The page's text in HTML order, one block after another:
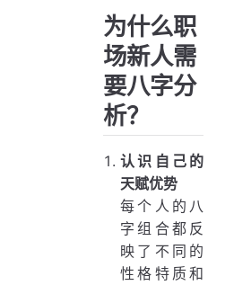
为什么职
场新人需
要八字分
析？
认识自己的
天赋优势
每个人的八
字组合都反
映了不同的
性格特质和